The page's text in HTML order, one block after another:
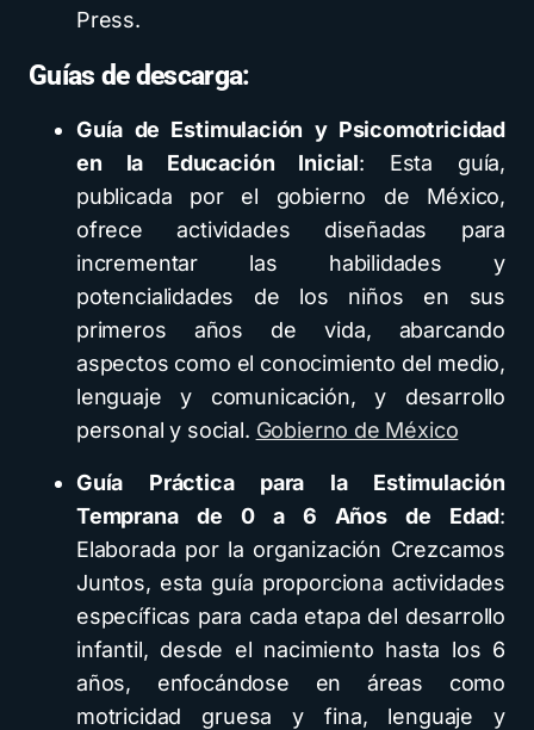
Press.
Guías de descarga:
Guía de Estimulación y Psicomotricidad
en la Educación Inicial: Esta guía,
publicada por el gobierno de México,
ofrece actividades diseñadas para
incrementar las habilidades y
potencialidades de los niños en sus
primeros años de vida, abarcando
aspectos como el conocimiento del medio,
lenguaje y comunicación, y desarrollo
personal y social. Gobierno de México
Guía Práctica para la Estimulación
Temprana de 0 a 6 Años de Edad:
Elaborada por la organización Crezcamos
Juntos, esta guía proporciona actividades
específicas para cada etapa del desarrollo
infantil, desde el nacimiento hasta los 6
años, enfocándose en áreas como
motricidad gruesa y fina, lenguaje y